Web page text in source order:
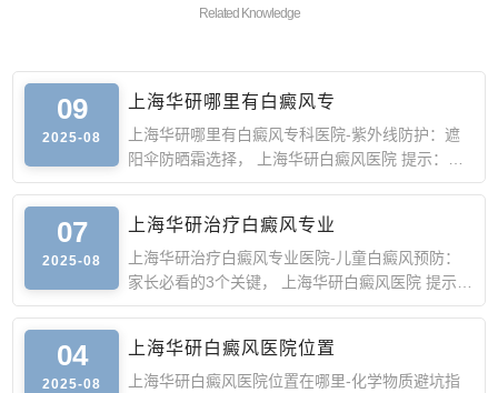
Related Knowledge
09
2025-08
上海华研哪里有白癜风专
上海华研哪里有白癜风专科医院-紫外线防护：遮
阳伞防晒霜选择， 上海华研白癜风医院 提示：紫
外线是白癜风复发
07
2025-08
上海华研治疗白癜风专业
上海华研治疗白癜风专业医院-儿童白癜风预防：
家长必看的3个关键， 上海华研白癜风医院 提示：
儿童皮肤娇嫩、免
04
2025-08
上海华研白癜风医院位置
上海华研白癜风医院位置在哪里-化学物质避坑指